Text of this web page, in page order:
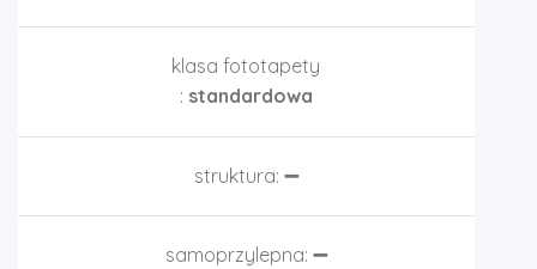
klasa fototapety
: standardowa
struktura: ➖
samoprzylepna: ➖